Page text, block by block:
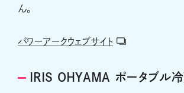
ん。
パワーアークウェブサイト
IRIS OHYAMA ポータブル